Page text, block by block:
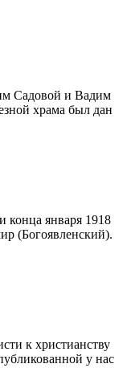
Садовой и Вадим
храма был дан
конца января 1918
(Богоявленский).
к христианству
у нас